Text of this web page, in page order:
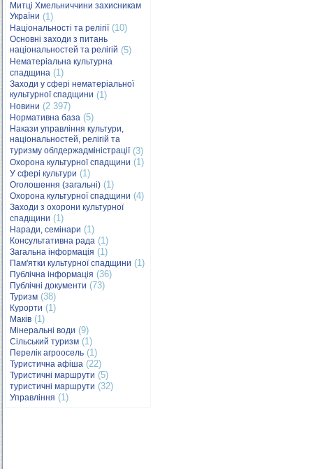
Митці Хмельниччини захисникам
України (1)
Національності та релігії(10)
Основні заходи з питань
національностей та релігій (5)
Нематеріальна культурна
спадщина (1)
Заходи у сфері нематеріальної
культурної спадщини (1)
Новини (2 397)
Нормативна база (5)
Накази управління культури,
національностей, релігій та
туризму облдержадміністрації(3)
Охорона культурної спадщини (1)
У сфері культури (1)
Оголошення (загальні) (1)
Охорона культурної спадщини (4)
Заходи з охорони культурної
спадщини (1)
Наради, семінари (1)
Консультативна рада (1)
Загальна інформація (1)
Пам'ятки культурної спадщини (1)
Публічна інформація (36)
Публічні документи (73)
Туризм (38)
Курорти (1)
Маків (1)
Мінеральні води (9)
Сільський туризм (1)
Перелік агроосель (1)
Туристична афіша (22)
Туристичні маршрути (5)
туристичні маршрути (32)
Управління (1)